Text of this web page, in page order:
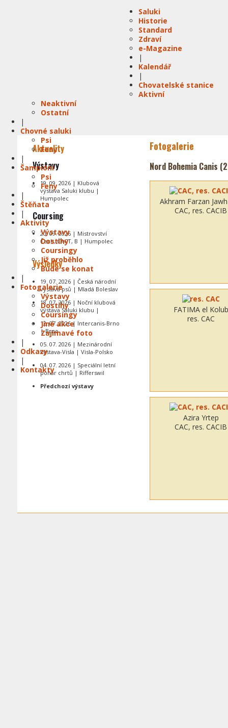
Saluki
Historie
Standard
Zdraví
e-Magazine
|
Kalendář
|
Chovatelské stanice
Aktivní
Neaktivní
Ostatní
|
Chovné saluki
Psi
Feny
|
Šampióni
Psi
Feny
|
Štěňata
|
Aktivity
Výstavy
Dostihy
Coursingy
Již proběhlo
Bude se konat
|
Fotogalerie
Výstavy
Dostihy
Coursingy
Jiné akce
Zajímavé foto
|
Odkazy
|
Kontakty
Fotogalerie
Nord Bohemia Canis
Akhram Farzan
CAC, res. CACIB
FATIMA el Kolub
res. CAC
Azira Yrtep
CAC, res. CACIB
Aktuality
Výstavy
19. 09. 2026 | Klubová
výstava Saluki klubu |
Humpolec
Coursing
20. 09. 2026 | Mistrovství
Čech, CACT, B | Humpolec
Výsledky
19. 07. 2026 | Česká národní
výstava psů | Mladá Boleslav
18. 07. 2026 | Noční klubová
výstava Saluki klubu |
12. 07. 2026 | Intercanis-Brno
| Brno
05. 07. 2026 | Mezinárodní
výstava-Visla | Visla-Polsko
04. 07. 2026 | Speciální letní
pohár chrtů | Rifferswil
Předchozí výstavy